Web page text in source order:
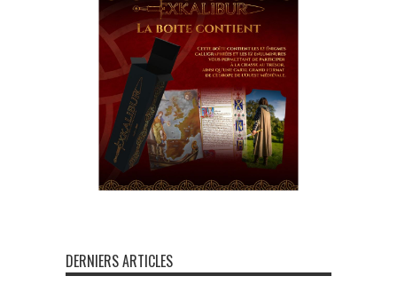
DERNIERS ARTICLES